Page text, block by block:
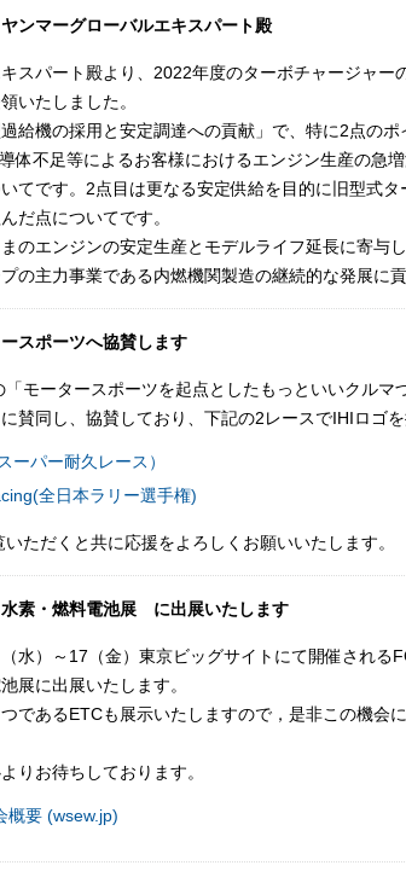
ンマーグローバルエキスパート殿
スパート殿より、2022年度のターボチャージャ
いたしました。
給機の採用と安定調達への貢献」で、特に2点のポ
体不足等によるお客様におけるエンジン生産の急
てです。2点目は更なる安定供給を目的に旧型式
だ点についてです。
のエンジンの安定生産とモデルライフ延⾧に寄与し
の主力事業である内燃機関製造の継続的な発展に
スポーツへ協賛します
モータースポーツを起点としたもっといいクル
賛同し、協賛しており、下記の2レースでIHIロゴ
ーパー耐久レース）
全日本ラリー選手権)
ただくと共に応援をよろしくお願いいたします。
素・燃料電池展 に出展いたします
水）～17（金）東京ビッグサイトにて開催される
展に出展いたします。
であるETCも展示いたしますので，是非この機会
りお待ちしております。
概要 (wsew.jp)